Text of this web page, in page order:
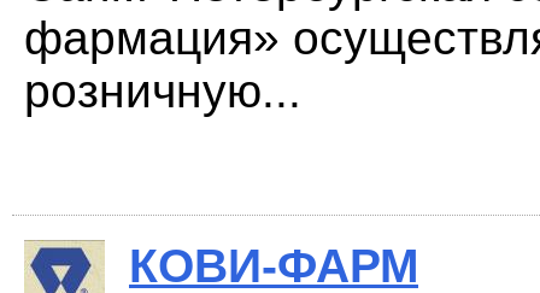
фармация»
розничную...
КОВИ-ФАРМ